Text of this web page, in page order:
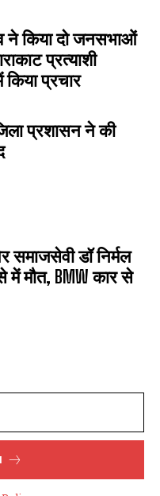
ने किया दो जनसभाओं
प्रत्याशी
किया प्रचार
प्रशासन ने की
समाजसेवी डॉ निर्मल
मौत, BMW कार से